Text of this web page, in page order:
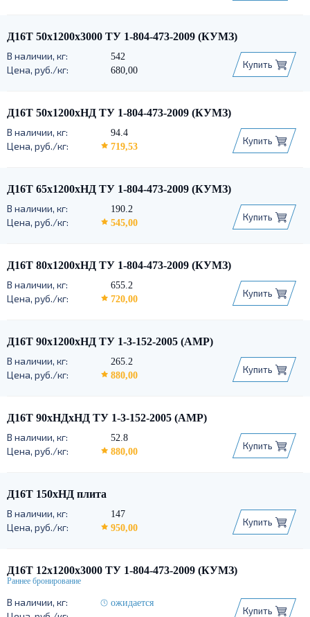
Д16Т 50х1200х3000 ТУ 1-804-473-2009 (КУМЗ)
542
680,00
Купить
Д16Т 50х1200хНД ТУ 1-804-473-2009 (КУМЗ)
94.4
719,53
Купить
Д16Т 65х1200хНД ТУ 1-804-473-2009 (КУМЗ)
190.2
545,00
Купить
Д16Т 80х1200хНД ТУ 1-804-473-2009 (КУМЗ)
655.2
720,00
Купить
Д16Т 90х1200хНД ТУ 1-3-152-2005 (АМР)
265.2
880,00
Купить
Д16Т 90хНДхНД ТУ 1-3-152-2005 (АМР)
52.8
880,00
Купить
Д16Т 150хНД плита
147
950,00
Купить
Д16Т 12х1200х3000 ТУ 1-804-473-2009 (КУМЗ)
ожидается
Купить